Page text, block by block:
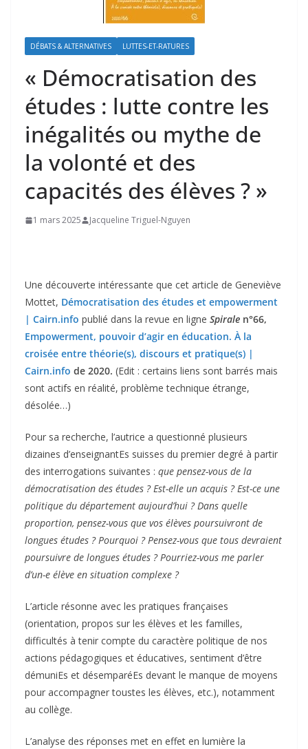
DÉBATS & ALTERNATIVES LUTTES-ET-RATURES
« Démocratisation des
études : lutte contre les
inégalités ou mythe de
la volonté et des
capacités des élèves ? »
1 mars 2025 Jacqueline Triguel-Nguyen
Une découverte intéressante que cet article de Geneviève
Mottet, Démocratisation des études et empowerment
| Cairn.info publié dans la revue en ligne Spirale n°66,
Empowerment, pouvoir d’agir en éducation. À la
croisée entre théorie(s), discours et pratique(s) |
Cairn.info de 2020. (Edit : certains liens sont barrés mais
sont actifs en réalité, problème technique étrange,
désolée…)
Pour sa recherche, l’autrice a questionné plusieurs
dizaines d’enseignantEs suisses du premier degré à partir
des interrogations suivantes : que pensez-vous de la
démocratisation des études ? Est-elle un acquis ? Est-ce une
politique du département aujourd’hui ? Dans quelle
proportion, pensez-vous que vos élèves poursuivront de
longues études ? Pourquoi ? Pensez-vous que tous devraient
poursuivre de longues études ? Pourriez-vous me parler
d’un-e élève en situation complexe ?
L’article résonne avec les pratiques françaises
(orientation, propos sur les élèves et les familles,
difficultés à tenir compte du caractère politique de nos
actions pédagogiques et éducatives, sentiment d’être
démuniEs et désemparéEs devant le manque de moyens
pour accompagner toustes les élèves, etc.), notamment
au collège.
L’analyse des réponses met en effet en lumière la